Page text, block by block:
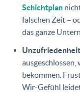
Schichtplan
falschen Zeit –
das ganze
bekommen.
Wir-Gefühl